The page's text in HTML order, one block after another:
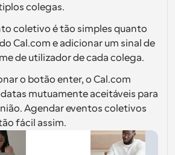
de forma fluida com várias pessoas
quando algo acontecer
colegas.
coletivo é tão simples quanto
Cal.com e adicionar um sinal de
de utilizador de cada colega.
o botão enter, o Cal.com
mutuamente aceitáveis para
Agendar eventos coletivos
fácil assim.